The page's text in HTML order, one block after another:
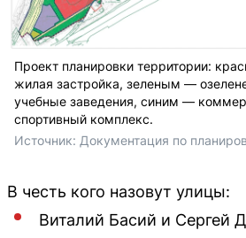
Проект планировки территории:
жилая застройка, зеленым —
учебные заведения, синим —
спортивный комплекс.
Источник: Документация по
В честь кого назовут улицы:
Виталий Басий и Сергей